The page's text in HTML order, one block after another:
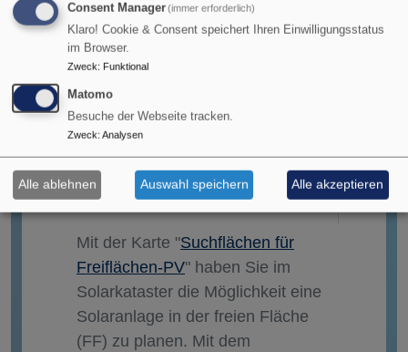
ausgewählter Karte und
aktiviertem Rechner (Sonnen-
Symbol, linke Werkzeugleiste)
können Sie einen beliebigen
Standort auf der Karte auswählen.
Solarrechner FF-
Photovoltaik
Mit der Karte "Suchflächen für
Freiflächen-PV" haben Sie im
Solarkataster die Möglichkeit eine
Solaranlage in der freien Fläche
(FF) zu planen. Mit dem
Consent Manager(immer erforderlich)
Klaro! Cookie & Consent speichert Ihren Einwilligungsstatus
im Browser.
Zweck: Funktional
Matomo
Besuche der Webseite tracken.
Zweck: Analysen
Alle ablehnen Auswahl speichern Alle akzeptieren